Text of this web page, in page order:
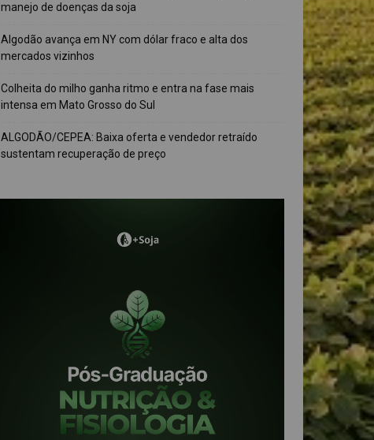
manejo de doenças da soja
Algodão avança em NY com dólar fraco e alta dos
mercados vizinhos
Colheita do milho ganha ritmo e entra na fase mais
intensa em Mato Grosso do Sul
ALGODÃO/CEPEA: Baixa oferta e vendedor retraído
sustentam recuperação de preço